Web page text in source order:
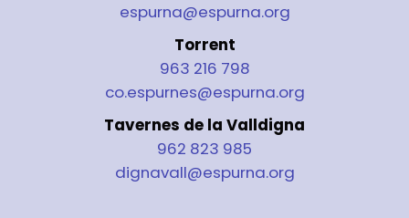
espurna@espurna.org
Torrent
963 216 798
co.espurnes@espurna.org
Tavernes de la Valldigna
962 823 985
dignavall@espurna.org